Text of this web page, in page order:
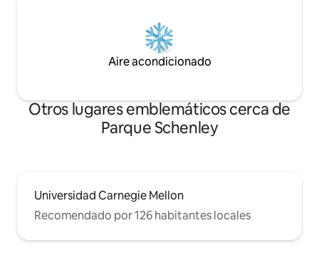
Aire acondicionado
Otros lugares emblemáticos cerca de
Parque Schenley
Universidad Carnegie Mellon
Recomendado por 126 habitantes locales